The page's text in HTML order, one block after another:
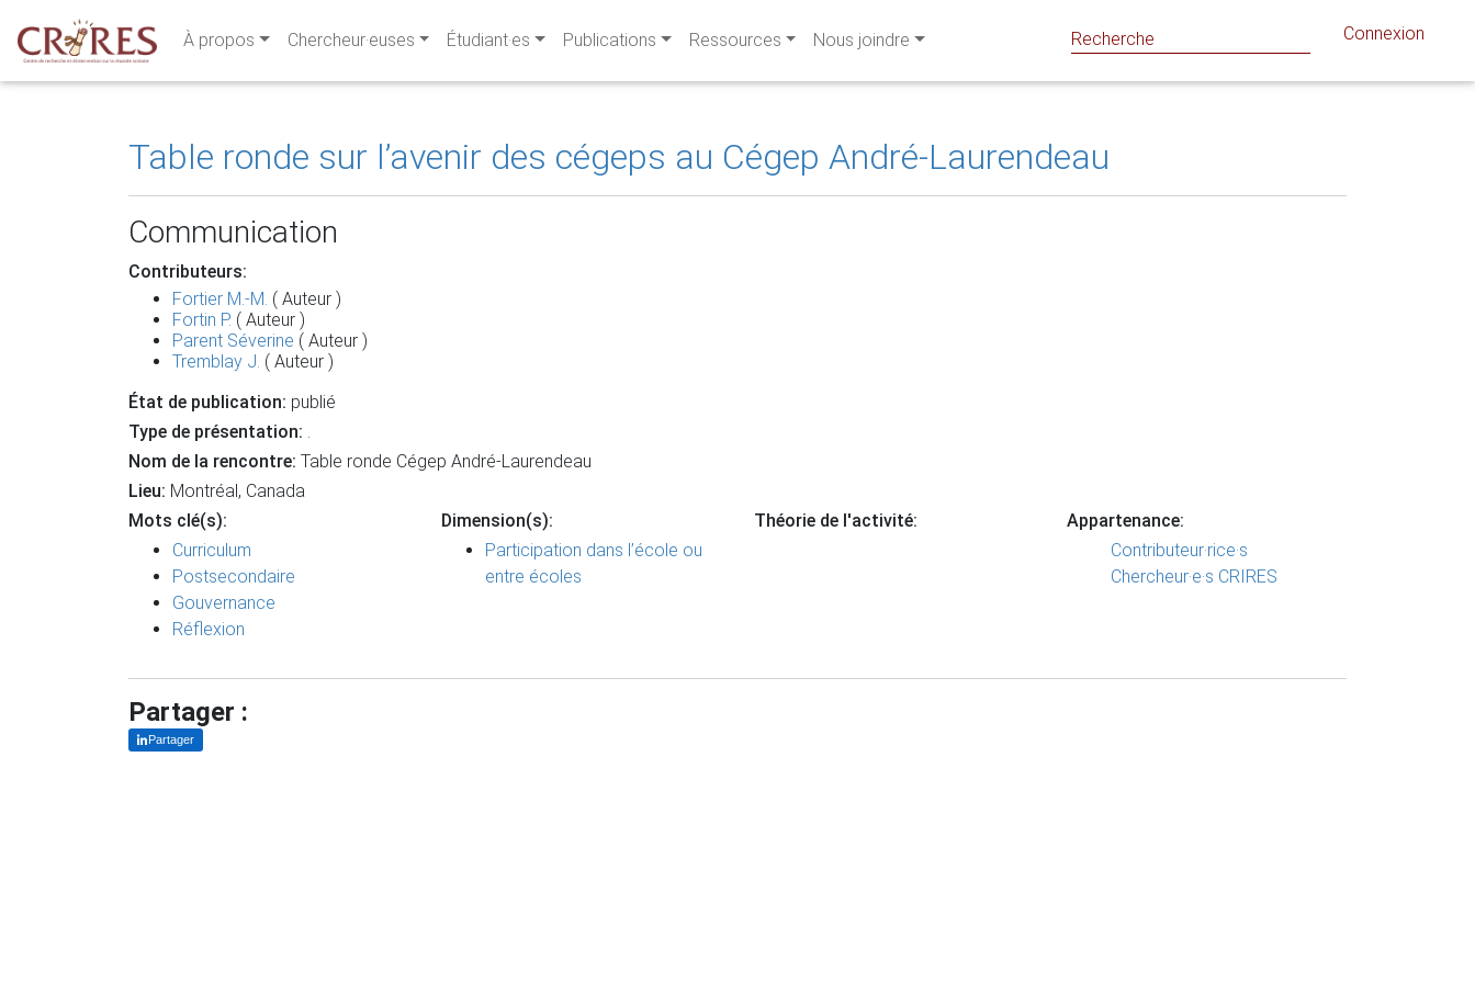
À propos Chercheur·euses Étudiant·es Publications Ressources Nous joindre Connexion
Table ronde sur l’avenir des cégeps au Cégep André-Laurendeau
Communication
Contributeurs:
Fortier M.-M. ( Auteur )
Fortin P. ( Auteur )
Parent Séverine ( Auteur )
Tremblay J. ( Auteur )
État de publication: publié
Type de présentation: .
Nom de la rencontre: Table ronde Cégep André-Laurendeau
Lieu: Montréal, Canada
Mots clé(s):
Curriculum
Postsecondaire
Gouvernance
Réflexion
Dimension(s):
Participation dans l’école ou
entre écoles
Théorie de l'activité:
Appartenance:
Contributeur·rice·s
Chercheur·e·s CRIRES
Partager :
Partager